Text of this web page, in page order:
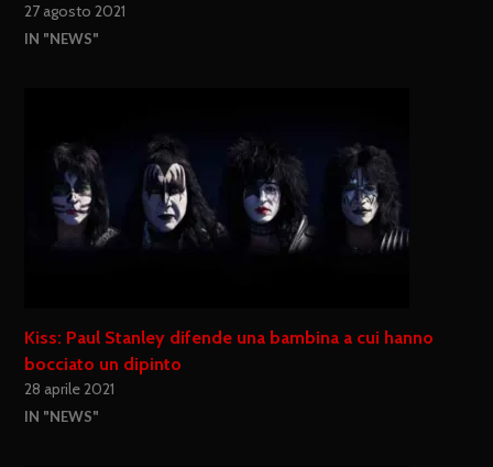
27 agosto 2021
IN "NEWS"
Kiss: Paul Stanley difende una bambina a cui hanno
bocciato un dipinto
28 aprile 2021
IN "NEWS"